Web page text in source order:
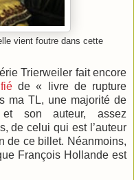
vient foutre dans cette
Trierweiler fait encore
de « livre de rupture
ma TL, une majorité de
son auteur, assez
de celui qui est l’auteur
de ce billet. Néanmoins,
François Hollande est